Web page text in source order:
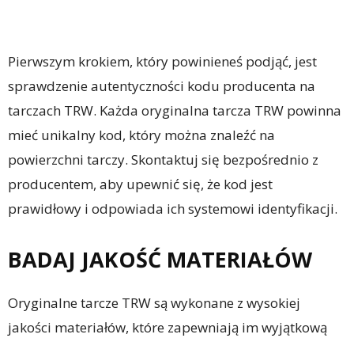
Pierwszym krokiem, który powinieneś podjąć, jest
sprawdzenie autentyczności kodu producenta na
tarczach TRW. Każda oryginalna tarcza TRW powinna
mieć unikalny kod, który można znaleźć na
powierzchni tarczy. Skontaktuj się bezpośrednio z
producentem, aby upewnić się, że kod jest
prawidłowy i odpowiada ich systemowi identyfikacji.
BADAJ JAKOŚĆ MATERIAŁÓW
Oryginalne tarcze TRW są wykonane z wysokiej
jakości materiałów, które zapewniają im wyjątkową